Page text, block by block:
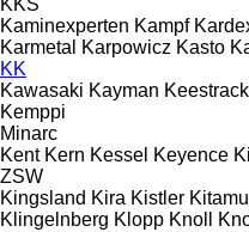
Kaminexperten Kampf
Karmetal
Karpowicz Kasto
KK
Kawasaki Kayman Keestrack
Kemppi
Minarc
Kent Kern Kessel Keyence
ZSW
Kingsland Kira Kistler
Klingelnberg Klopp Knoll